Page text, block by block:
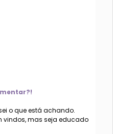
o que está achando.
vindos, mas seja educado